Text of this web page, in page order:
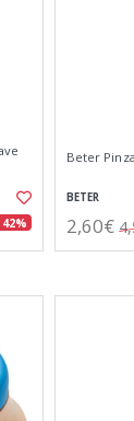
42%
Beter
BETER
2,60€